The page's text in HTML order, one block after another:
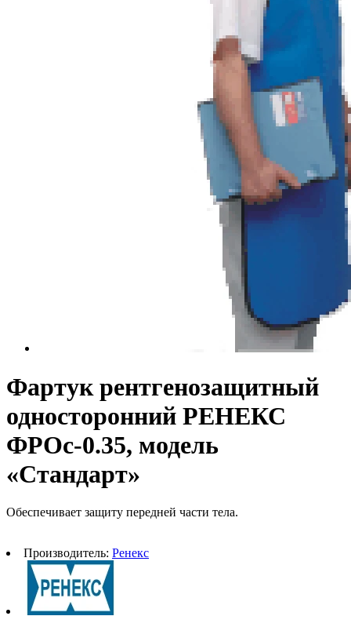
Фартук рентгенозащитный
односторонний РЕНЕКС
ФРОc-0.35, модель
«Стандарт»
Обеспечивает защиту передней части тела.
Производитель: Ренекс